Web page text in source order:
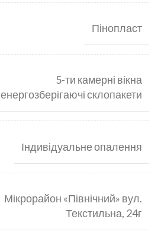
Пінопласт
5-ти камерні вікна
енергозберігаючі склопакети
Індивідуальне опалення
Мікрорайон «Північний» вул.
Текстильна, 24г